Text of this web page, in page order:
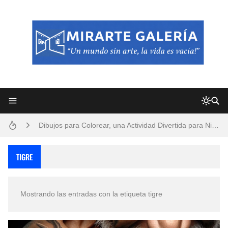
San Valentín Dibujos a Lápiz del 14 de Febrero
Rostros Bellos, La Perfección del Dibujo A Lápiz, Biryulina Vita
TIGRE
Mostrando las entradas con la etiqueta tigre